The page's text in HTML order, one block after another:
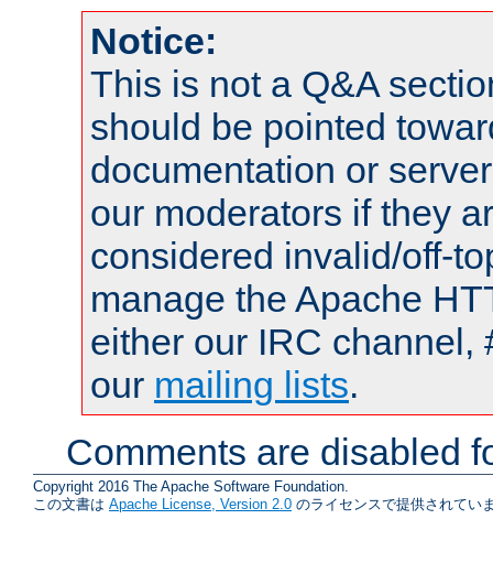
Notice:
This is not a Q&A
should be pointed
documentation or
our moderators if they
considered invalid/off-
manage the Apache
either our IRC channel,
our mailing lists.
Comments are disabled
Copyright 2016 The Apache Software Foundation.
この文書は Apache License, Version 2.0 のライセンスで提供されてい